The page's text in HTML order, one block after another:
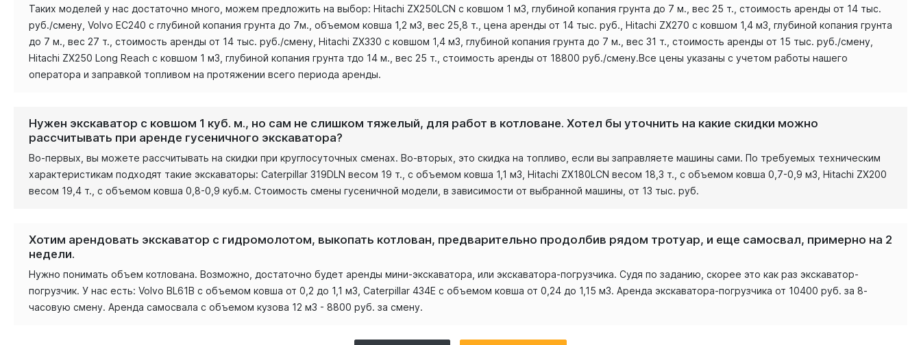
Таких моделей у нас достаточно много, можем предложить на выбор: Hitachi ZX250LCN с ковшом 1 м3, глубиной копания грунта до 7 м., вес 25 т., стоимость аренды от 14 тыс.
руб./смену, Volvo EC240 с глубиной копания грунта до 7м., объемом ковша 1,2 м3, вес 25,8 т., цена аренды от 14 тыс. руб., Hitachi ZX270 с ковшом 1,4 м3, глубиной копания грунта
до 7 м., вес 27 т., стоимость аренды от 14 тыс. руб./смену, Hitachi ZX330 с ковшом 1,4 м3, глубиной копания грунта до 7 м., вес 31 т., стоимость аренды от 15 тыс. руб./смену,
Hitachi ZX250 Long Reach с ковшом 1 м3, глубиной копания грунта тдо 14 м., вес 25 т., стоимость аренды от 18800 руб./смену.Все цены указаны с учетом работы нашего
оператора и заправкой топливом на протяжении всего периода аренды.
Нужен экскаватор с ковшом 1 куб. м., но сам не слишком тяжелый, для работ в котловане. Хотел бы уточнить на какие скидки можно
рассчитывать при аренде гусеничного экскаватора?
Во-первых, вы можете рассчитывать на скидки при круглосуточных сменах. Во-вторых, это скидка на топливо, если вы заправляете машины сами. По требуемых техническим
характеристикам подходят такие экскаваторы: Caterpillar 319DLN весом 19 т., с объемом ковша 1,1 м3, Hitachi ZX180LCN весом 18,3 т., с объемом ковша 0,7-0,9 м3, Hitachi ZX200
весом 19,4 т., с объемом ковша 0,8-0,9 куб.м. Стоимость смены гусеничной модели, в зависимости от выбранной машины, от 13 тыс. руб.
Хотим арендовать экскаватор с гидромолотом, выкопать котлован, предварительно продолбив рядом тротуар, и еще самосвал, примерно на 2
недели.
Нужно понимать объем котлована. Возможно, достаточно будет аренды мини-экскаватора, или экскаватора-погрузчика. Судя по заданию, скорее это как раз экскаватор-
погрузчик. У нас есть: Volvo BL61B с объемом ковша от 0,2 до 1,1 м3, Caterpillar 434E с объемом ковша от 0,24 до 1,15 м3. Аренда экскаватора-погрузчика от 10400 руб. за 8-
часовую смену. Аренда самосвала с объемом кузова 12 м3 - 8800 руб. за смену.